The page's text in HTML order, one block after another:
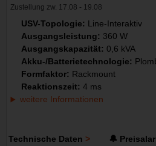
Zustellung zw. 17.08 - 19.08
USV-Topologie: Line-Interaktiv
Ausgangsleistung: 360 W
Ausgangskapazität: 0,6 kVA
Akku-/Batterietechnologie:
Formfaktor: Rackmount
Reaktionszeit: 4 ms
weitere Informationen
Technische Daten 🔔